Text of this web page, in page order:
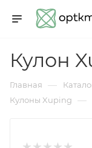
Кулон
Главная —
Кулоны Xuping —